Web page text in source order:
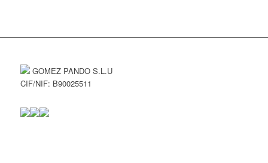
GOMEZ PANDO S.L.U
CIF/NIF: B90025511